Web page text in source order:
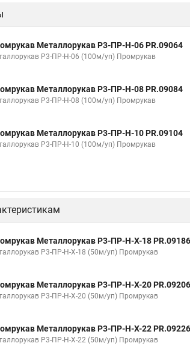
20
изоляции Металлорукава пвх 25
мрпи Металлорукав выхлопной
в пвх Металлорукав рз цх 20
Металлорукав Р3-ПР-Н-06 PR.09064
Р3-ПР-Н-06 (100м/уп) Промрукав
Металлорукав Р3-ПР-Н-08 PR.09084
Р3-ПР-Н-08 (100м/уп) Промрукав
Металлорукав Р3-ПР-Н-10 PR.09104
Р3-ПР-Н-10 (100м/уп) Промрукав
Металлорукав Р3-ПР-Н-Х-18 PR.09186
Р3-ПР-Н-Х-18 (50м/уп) Промрукав
Металлорукав Р3-ПР-Н-Х-20 PR.09206
Р3-ПР-Н-Х-20 (50м/уп) Промрукав
Металлорукав Р3-ПР-Н-Х-22 PR.09226
Р3-ПР-Н-Х-22 (50м/уп) Промрукав